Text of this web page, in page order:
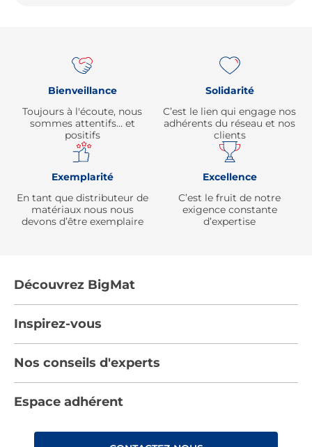
Bienveillance
Toujours à l'écoute, nous
sommes attentifs… et
positifs
Solidarité
C’est le lien qui engage nos
adhérents du réseau et nos
clients
Exemplarité
En tant que distributeur de
matériaux nous nous
devons d’être exemplaire
Excellence
C’est le fruit de notre
exigence constante
d’expertise
Découvrez BigMat
Devenez adhérent
Les Bâtisseurs du Sport
Inspirez-vous
Nos catalogues
Rencontres
Nos conseils d'experts
Espace adhérent